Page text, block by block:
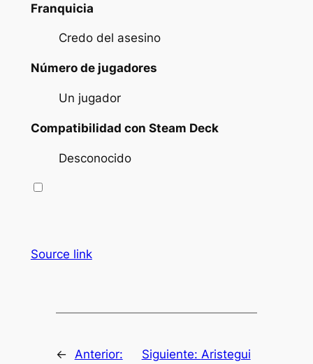
Franquicia
Credo del asesino
Número de jugadores
Un jugador
Compatibilidad con Steam Deck
Desconocido
Source link
←
Anterior:
Siguiente: Aristegui